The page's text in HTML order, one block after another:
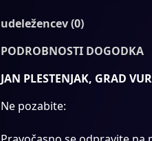
udeležencev (0)
PODROBNOSTI DOGODKA
JAN PLESTENJAK, GRAD
Ne pozabite: